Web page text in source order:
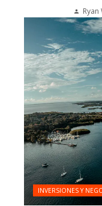
INVERSIONES Y